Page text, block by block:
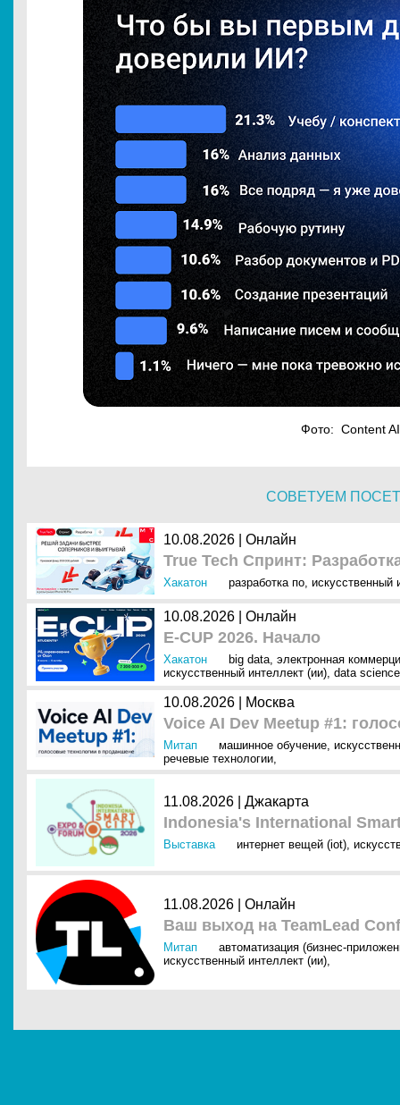
Фото: Content AI
СОВЕТУЕМ
10.08.2026 | Онлайн
True Tech Спринт:
Хакатон разработка по, искусственный
10.08.2026 | Онлайн
E-CUP 2026. Начало
Хакатон big data, электронная
искусственный интеллект (ии), data science
10.08.2026 | Москва
Voice AI Dev Meetup #1:
Митап машинное обучение,
речевые технологии,
11.08.2026 | Джакарта
Indonesia's International
Выставка интернет вещей (iot),
11.08.2026 | Онлайн
Ваш выход на TeamLead
Митап
автоматизация (бизнес-
искусственный интеллект (ии),